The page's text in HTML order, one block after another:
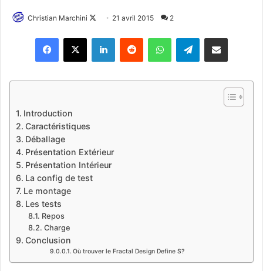
Christian Marchini
l
21 avril 2015 2
Telegram
Introduction
Caractéristiques
Déballage
Présentation Extérieur
Présentation Intérieur
La config de test
Le montage
Les tests
Repos
Charge
Conclusion
Où trouver le Fractal Design Define S?